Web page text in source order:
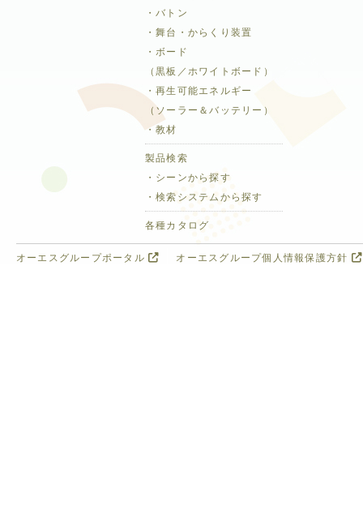
・バトン
・舞台・からくり装置
・ボード
（黒板／ホワイトボード）
・再生可能エネルギー
（ソーラー＆バッテリー）
・教材
製品検索
・シーンから探す
・検索システムから探す
各種カタログ
オーエスグループポータル オーエスグループ個人情報保護方針